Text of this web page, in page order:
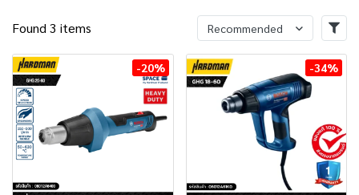
Found 3 items Recommended
-20% -34%